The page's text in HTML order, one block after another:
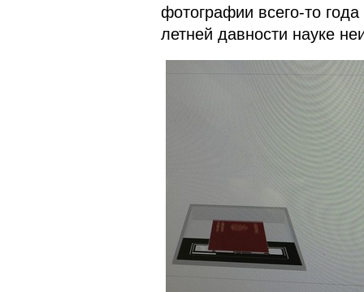
фотографии всего-то
летней давности науке